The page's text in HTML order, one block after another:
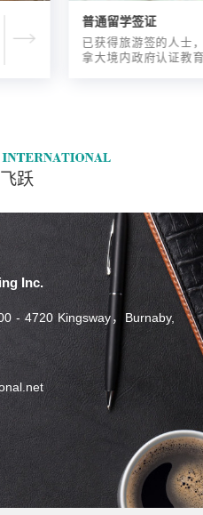
普通留学签证
已获得旅游签的人士
拿大境内政府认证教
跃
Inc.
- 4720 Kingsway，Burnaby,